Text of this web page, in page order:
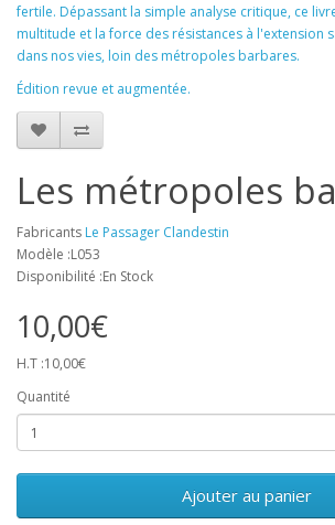
fertile. Dépassant la simple analyse critique, ce
multitude et la force des résistances à l'extension
dans nos vies, loin des métropoles barbares.
Édition revue et augmentée.
Les métropoles
Fabricants Le Passager Clandestin
Modèle :L053
Disponibilité :En Stock
10,00€
H.T :10,00€
Quantité
Ajouter au panier